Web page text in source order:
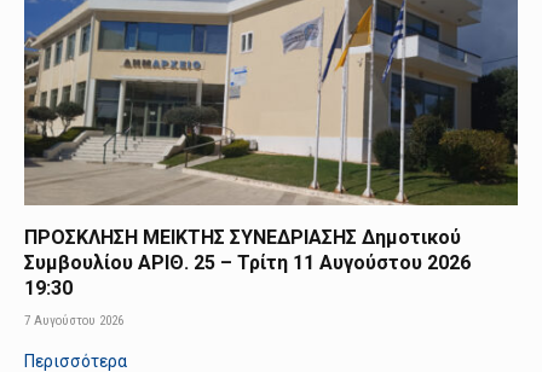
ΠΡΟΣΚΛΗΣΗ ΜΕΙΚΤΗΣ ΣΥΝΕΔΡΙΑΣΗΣ Δημοτικού
Συμβουλίου ΑΡΙΘ. 25 – Τρίτη 11 Αυγούστου 2026
19:30
7 Αυγούστου 2026
Περισσότερα